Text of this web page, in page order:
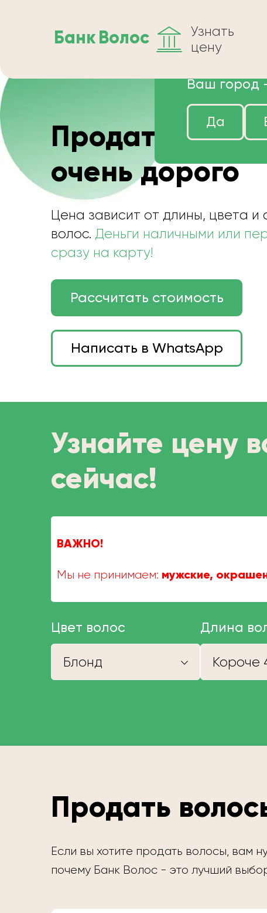
БанкВолос
Узнать
цену
Продать
очень дорого
Цена зависит от длины, цвета и
волос. Деньги наличными или
сразу на карту!
Рассчитать стоимость
Написать в WhatsApp
Узнайте цену
сейчас!
ВАЖНО!
Мы не принимаем: мужские,
Цвет волос
Блонд
Длина
Продать
Если вы хотите продать волосы, вам
почему Банк Волос - это лучший
Ваш город
Да